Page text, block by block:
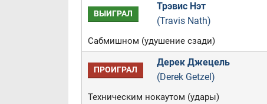
ВЫИГРАЛ
Трэвис Нэт
(Travis Nath)
Сабмишном (удушение сзади)
ПРОИГРАЛ
Дерек Джецель
(Derek Getzel)
Техническим нокаутом (удары)